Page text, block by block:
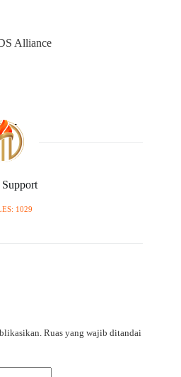
Alliance
1029
Ruas yang wajib ditandai